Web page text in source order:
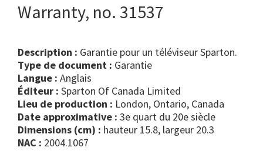
Warranty, no. 31537
Description : Garantie pour un téléviseur Sparton.
Type de document :
garantie
Langue : Anglais
Éditeur : Sparton Of Canada Limited
Lieu de production : London, Ontario, Canada
Date approximative : 3e quart du 20e siècle
Dimensions (cm) : hauteur 15.8, largeur 20.3
NAC : 2004.1067